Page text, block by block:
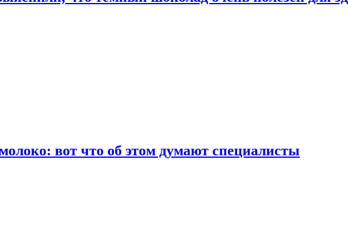
вот что об этом думают специалисты